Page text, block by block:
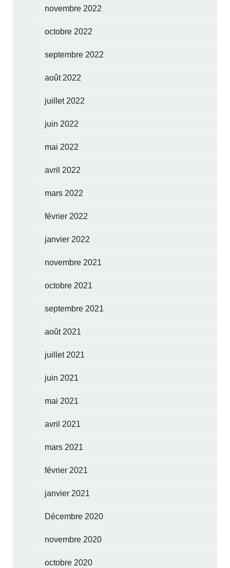
novembre 2022
octobre 2022
septembre 2022
août 2022
juillet 2022
juin 2022
mai 2022
avril 2022
mars 2022
février 2022
janvier 2022
novembre 2021
octobre 2021
septembre 2021
août 2021
juillet 2021
juin 2021
mai 2021
avril 2021
mars 2021
février 2021
janvier 2021
Décembre 2020
novembre 2020
octobre 2020